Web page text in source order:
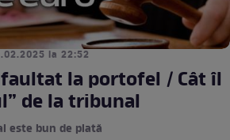
la 22:52
faultat la portofel / Cât îl
de la tribunal
este bun de plată